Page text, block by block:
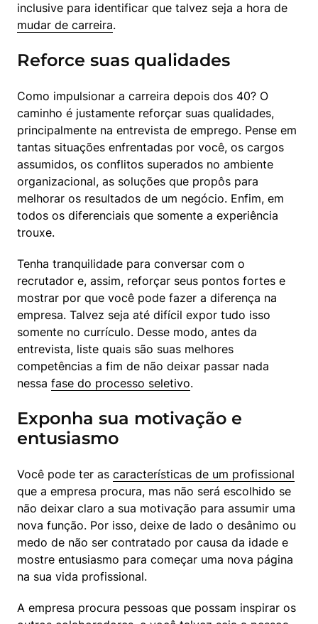
mudar de carreira.
Reforce suas qualidades
Como impulsionar a carreira depois dos 40? O
caminho é justamente reforçar suas qualidades,
principalmente na entrevista de emprego. Pense em
tantas situações enfrentadas por você, os cargos
assumidos, os conflitos superados no ambiente
organizacional, as soluções que propôs para
melhorar os resultados de um negócio. Enfim, em
todos os diferenciais que somente a experiência
trouxe.
Tenha tranquilidade para conversar com o
recrutador e, assim, reforçar seus pontos fortes e
mostrar por que você pode fazer a diferença na
empresa. Talvez seja até difícil expor tudo isso
somente no currículo. Desse modo, antes da
entrevista, liste quais são suas melhores
competências a fim de não deixar passar nada
nessa fase do processo seletivo.
Exponha sua motivação e
entusiasmo
Você pode ter as características de um profissional
que a empresa procura, mas não será escolhido se
não deixar claro a sua motivação para assumir uma
nova função. Por isso, deixe de lado o desânimo ou
medo de não ser contratado por causa da idade e
mostre entusiasmo para começar uma nova página
na sua vida profissional.
A empresa procura pessoas que possam inspirar os